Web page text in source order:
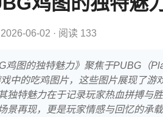
2026-06-02 · 阅读 133
鸡图的独特魅力》聚焦于PUBG（
戏中的吃鸡图片，这些图片展现了
独特魅力在于记录玩家热血拼搏与
景再现，更是玩家情感与回忆的承